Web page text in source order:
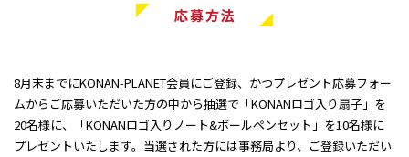
応募方法
8月末までにKONAN-PLANET会員にご登録、かつプレゼント応募フォー
ムからご応募いただいた方の中から抽選で「KONANロゴ入り扇子」を
20名様に、「KONANロゴ入りノート&ボールペンセット」を10名様に
プレゼントいたします。当選された方には事務局より、ご登録いただい